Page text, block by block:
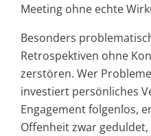
Meeting ohne echte
Besonders
Retrospektiven ohne
zerstören. Wer
investiert persönliches
Engagement folgenlos,
Offenheit zwar